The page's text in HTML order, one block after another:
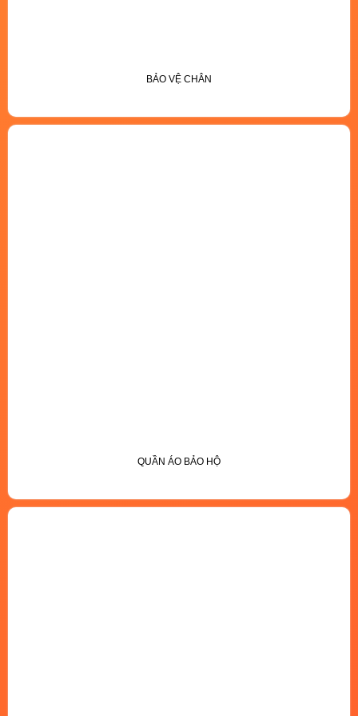
BẢO VỆ CHÂN
QUẦN ÁO BẢO HỘ